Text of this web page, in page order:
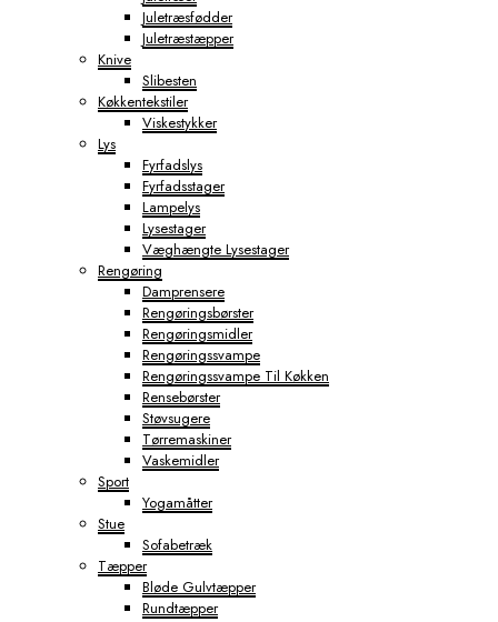
Juletræsfødder
Juletræstæpper
Knive
Slibesten
Køkkentekstiler
Viskestykker
Lys
Fyrfadslys
Fyrfadsstager
Lampelys
Lysestager
Væghængte Lysestager
Rengøring
Damprensere
Rengøringsbørster
Rengøringsmidler
Rengøringssvampe
Rengøringssvampe Til Køkken
Rensebørster
Støvsugere
Tørremaskiner
Vaskemidler
Sport
Yogamåtter
Stue
Sofabetræk
Tæpper
Bløde Gulvtæpper
Rundtæpper